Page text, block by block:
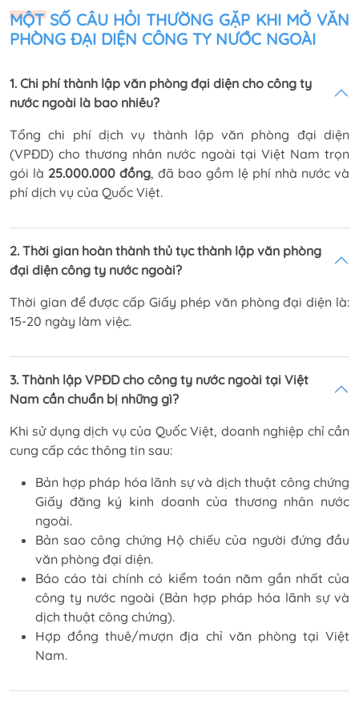
MỘT SỐ CÂU HỎI THƯỜNG GẶP KHI MỞ VĂN
PHÒNG ĐẠI DIỆN CÔNG TY NƯỚC NGOÀI
1. Chi phí thành lập văn phòng đại diện cho công ty
nước ngoài là bao nhiêu?
Tổng chi phí dịch vụ thành lập văn phòng đại diện
(VPĐD) cho thương nhân nước ngoài tại Việt Nam trọn
gói là 25.000.000 đồng, đã bao gồm lệ phí nhà nước và
phí dịch vụ của Quốc Việt.
2. Thời gian hoàn thành thủ tục thành lập văn phòng
đại diện công ty nước ngoài?
Thời gian để được cấp Giấy phép văn phòng đại diện là:
15-20 ngày làm việc.
3. Thành lập VPĐD cho công ty nước ngoài tại Việt
Nam cần chuẩn bị những gì?
Khi sử dụng dịch vụ của Quốc Việt, doanh nghiệp chỉ cần
cung cấp các thông tin sau:
Bản hợp pháp hóa lãnh sự và dịch thuật công chứng
Giấy đăng ký kinh doanh của thương nhân nước
ngoài.
Bản sao công chứng Hộ chiếu của người đứng đầu
văn phòng đại diện.
Báo cáo tài chính có kiểm toán năm gần nhất của
công ty nước ngoài (Bản hợp pháp hóa lãnh sự và
dịch thuật công chứng).
Hợp đồng thuê/mượn địa chỉ văn phòng tại Việt
Nam.